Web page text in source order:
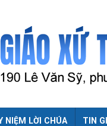
NIỆM LỜI CHÚA TIN